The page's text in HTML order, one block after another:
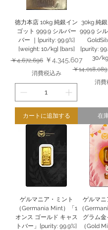
徳力本店 10kg 純銀イン
ゴット 999.9 シルバー
バー ｜[purity: 99.9%]
[weight: 10/kg] [bars]
通常価格
￥4,672,696 セール価格
￥4,345,607
消費税込み
カートに追加する
30kg 純
999.9 シ
[purity:
30/
通常価格
￥14,018,089
消費
在
ゲルマニア・ミント
（Germania Mint）「1
オンス ゴールド キャス
トバー」[purity: 99.9%]
ゲルマニ
（
グラム金
（Gold